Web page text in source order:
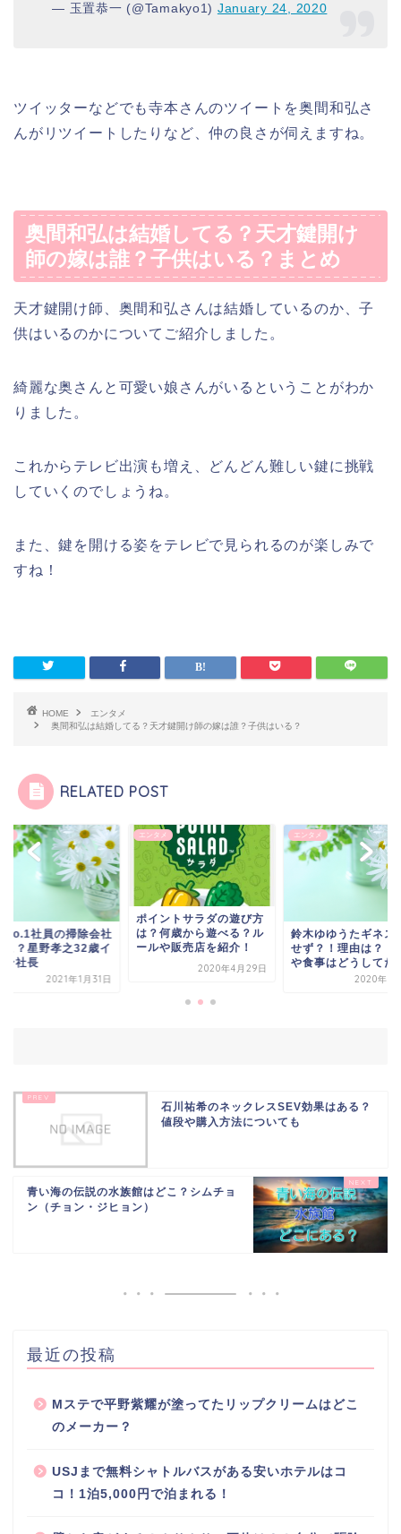
— 玉置恭一 (@Tamakyo1) January 24, 2020
ツイッターなどでも寺本さんのツイートを奥間和弘さ
んがリツイートしたりなど、仲の良さが伺えますね。
奥間和弘は結婚してる？天才鍵開け
師の嫁は誰？子供はいる？まとめ
天才鍵開け師、奥間和弘さんは結婚しているのか、子
供はいるのかについてご紹介しました。
綺麗な奥さんと可愛い娘さんがいるということがわか
りました。
これからテレビ出演も増え、どんどん難しい鍵に挑戦
していくのでしょうね。
また、鍵を開ける姿をテレビで見られるのが楽しみで
すね！
HOME
エンタメ
奥間和弘は結婚してる？天才鍵開け師の嫁は誰？子供はいる？
RELATED POST
No.1社員の掃除会社
こ？星野孝之32歳イ
ン社長
2021年1月31日
エンタメ
ポイントサラダの遊び方
は？何歳から遊べる？ル
ールや販売店を紹介！
2020年4月29日
エンタメ
鈴木ゆゆうたギネス
せず？！理由は？ト
や食事はどうしてた
2020年5
石川祐希のネックレスSEV効果はある？
値段や購入方法についても
青い海の伝説の水族館はどこ？シムチョ
ン（チョン・ジヒョン）
最近の投稿
Mステで平野紫耀が塗ってたリップクリームはどこ
のメーカー？
USJまで無料シャトルバスがある安いホテルはコ
コ！1泊5,000円で泊まれる！